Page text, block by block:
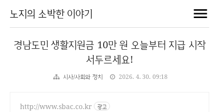
노지의 소박한 이야기
경남도민 생활지원금 10만 원 오늘부터 지급 시작
서두르세요!
시사/사회와 정치 2026. 4. 30. 09:18
http://www.sbac.co.kr 광고